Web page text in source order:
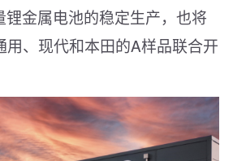
锂金属电池的稳定生产，也将
用、现代和本田的A样品联合开